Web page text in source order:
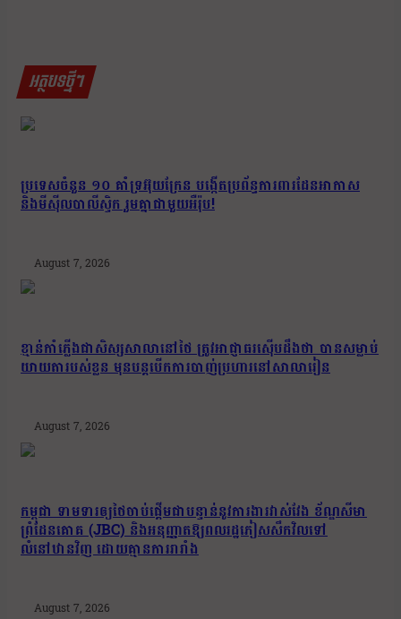
អត្ថបទថ្មីៗ
ប្រទេសចំនួន ១០ គាំទ្រអ៊ុយក្រែន បង្កើតប្រព័ន្ធការពារដែនអាកាស
និងមីស៊ីលបាលីស្ទិក រួមគ្នាជាមួយអឺរ៉ុប!
August 7, 2026
ខ្មាន់កាំភ្លើងជាសិស្សសាលានៅថៃ ត្រូវអាជ្ញាធរស៊ើបដឹងថា បានសម្លាប់
យាយតារបស់ខ្លួន មុនបន្តបើកការបាញ់ប្រហារនៅសាលារៀន
August 7, 2026
កម្ពុជា ទាមទារឲ្យថៃចាប់ផ្តើមជាបន្ទាន់នូវការងារវាស់វែង ខ័ណ្ឌសីមា
ព្រំដែនគោគ (JBC) និងអនុញ្ញាតឱ្យពលរដ្ឋភៀសសឹកវិលទៅ
លំនៅឋានវិញ ដោយគ្មានការរារាំង
August 7, 2026